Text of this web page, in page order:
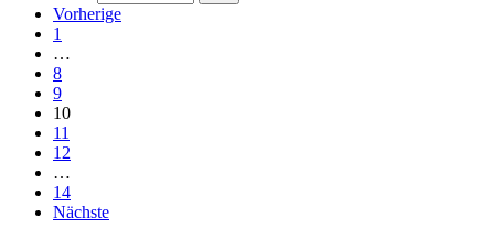
Vorherige
1
…
8
9
10
11
12
…
14
Nächste